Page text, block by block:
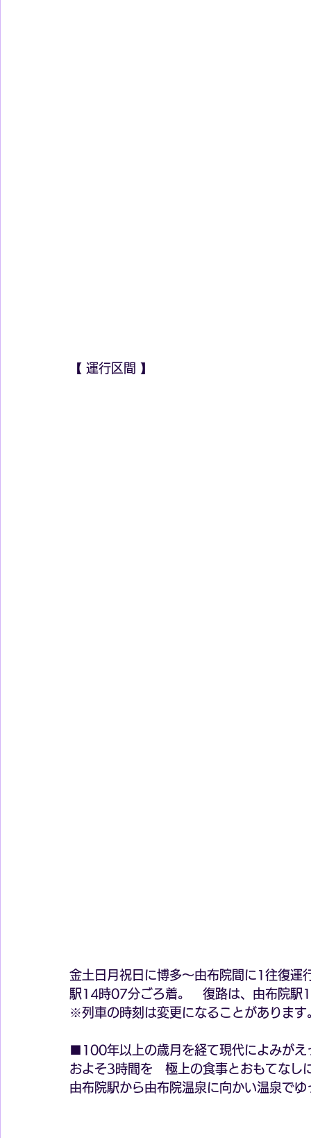
【 運行区間 】
金土日月祝日に博多～由布院間に1往復
駅14時07分ごろ着。　復路は、由布院
※列車の時刻は変更になることがあります
■100年以上の歳月を経て現代によみがえ
およそ3時間を　極上の食事とおもてなし
由布院駅から由布院温泉に向かい温泉で